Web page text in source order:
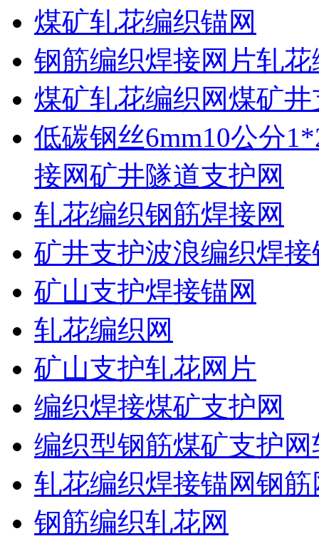
煤矿轧花编织锚网
钢筋编织焊接网片轧
煤矿轧花编织网煤矿
低碳钢丝6mm10公分
接网矿井隧道支护网
轧花编织钢筋焊接网
矿井支护波浪编织焊
矿山支护焊接锚网
轧花编织网
矿山支护轧花网片
编织焊接煤矿支护网
编织型钢筋煤矿支护
轧花编织焊接锚网钢
钢筋编织轧花网